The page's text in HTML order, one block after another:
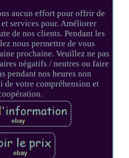
aucun effort pour offrir de
services pour. Améliorer
de nos clients. Pendant les
nous permettre de vous
prochaine. Veuillez ne pas
négatifs / neutres ou faire
pendant nos heures non
de votre compréhension et